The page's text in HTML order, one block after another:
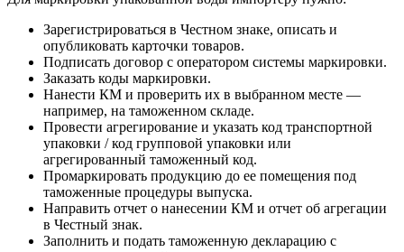
Зарегистрироваться в Честном знаке, описать и
опубликовать карточки товаров.
Подписать договор с оператором системы маркировки.
Заказать коды маркировки.
Нанести КМ и проверить их в выбранном месте —
например, на таможенном складе.
Провести агрегирование и указать код транспортной
упаковки / код групповой упаковки или
агрегированный таможенный код.
Промаркировать продукцию до ее помещения под
таможенные процедуры выпуска.
Направить отчет о нанесении КМ и отчет об агрегации
в Честный знак.
Заполнить и подать таможенную декларацию с